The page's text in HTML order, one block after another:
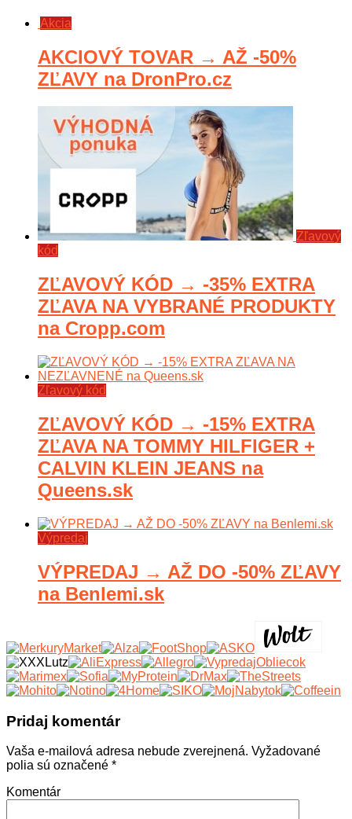
Akcia
AKCIOVÝ TOVAR → AŽ -50%
ZĽAVY na DronPro.cz
Zľavový
kód
ZĽAVOVÝ KÓD → -35% EXTRA
ZĽAVA NA VYBRANÉ PRODUKTY
na Cropp.com
Zľavový kód
ZĽAVOVÝ KÓD → -15% EXTRA
ZĽAVA NA TOMMY HILFIGER +
CALVIN KLEIN JEANS na
Queens.sk
Výpredaj
VÝPREDAJ → AŽ DO -50% ZĽAVY
na Benlemi.sk
Pridaj komentár
Vaša e-mailová adresa nebude zverejnená. Vyžadované
polia sú označené *
Komentár